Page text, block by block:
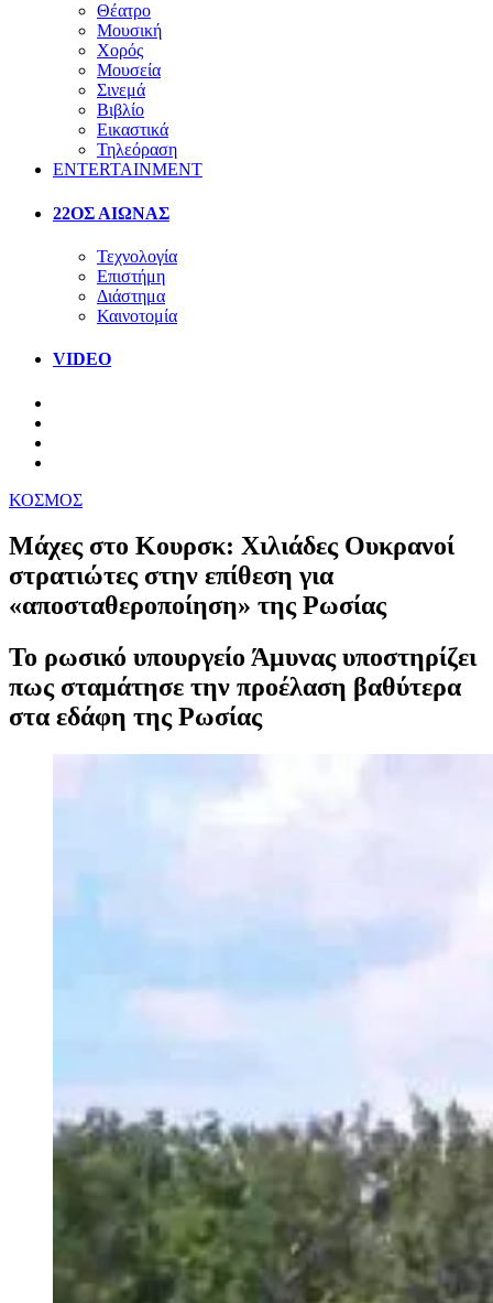
Θέατρο
Μουσική
Χορός
Μουσεία
Σινεμά
Βιβλίο
Εικαστικά
Τηλεόραση
ENTERTAINMENT
22ΟΣ ΑΙΩΝΑΣ
Τεχνολογία
Επιστήμη
Διάστημα
Καινοτομία
VIDEO
ΚΟΣΜΟΣ
Μάχες στο Κουρσκ: Χιλιάδες Ουκρανοί
στρατιώτες στην επίθεση για
«αποσταθεροποίηση» της Ρωσίας
Το ρωσικό υπουργείο Άμυνας υποστηρίζει
πως σταμάτησε την προέλαση βαθύτερα
στα εδάφη της Ρωσίας